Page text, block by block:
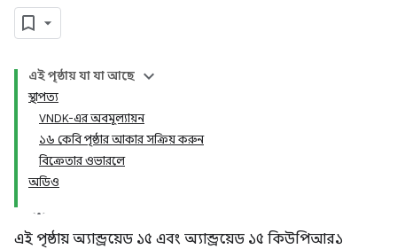
এই পৃষ্ঠায় যা যা আছে
স্থাপত্য
VNDK-এর অবমূল্যায়ন
১৬ কেবি পৃষ্ঠার আকার সক্রিয় করুন
বিক্রেতার ওভারলে
অডিও
এই পৃষ্ঠায় অ্যান্ড্রয়েড ১৫ এবং অ্যান্ড্রয়েড ১৫ কিউপিআর১